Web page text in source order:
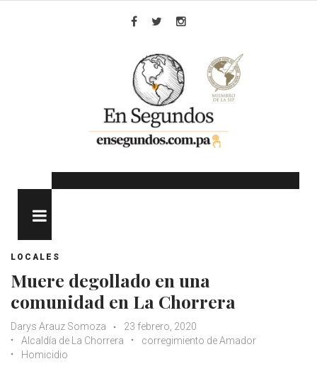
LOCALES
Muere degollado en una
comunidad en La Chorrera
Darys Arauz Somoza
23 febrero, 2020
Alcaldía de La Chorrera
corregimiento de Amador
Homicidio